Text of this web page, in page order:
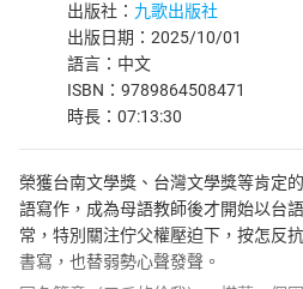
出版社： 九歌出版社
出版日期：2025/10/01
語言：中文
ISBN：9789864508471
時長：07:13:30
榮獲台南文學獎、台灣文學獎等肯定
語寫作，成為母語教師後才開始以台
常，特別關注佇父權壓迫下，按怎反
書寫，也替弱勢心聲發聲。